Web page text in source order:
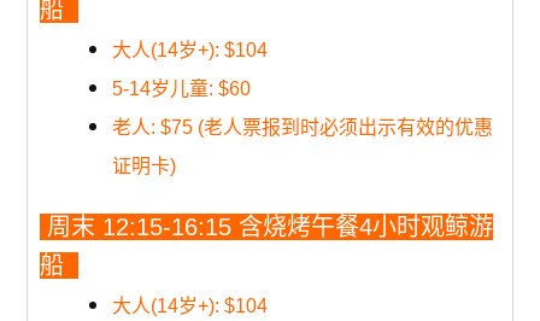
船
大人(14岁+): $104
5-14岁儿童: $60
老人: $75 (老人票报到时必须出示有效的优惠
证明卡)
周末 12:15-16:15 含烧烤午餐4小时观鲸游
船
大人(14岁+): $104